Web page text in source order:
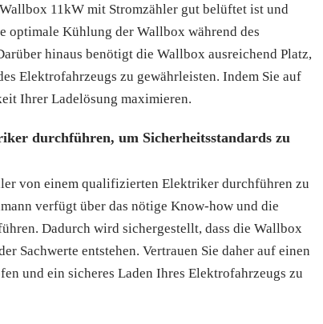
11kW mit Stromzähler gut belüftet ist und
optimale Kühlung der Wallbox während des
hinaus benötigt die Wallbox ausreichend Platz,
Elektrofahrzeugs zu gewährleisten. Indem Sie auf
Ihrer Ladelösung maximieren.
durchführen, um Sicherheitsstandards zu
von einem qualifizierten Elektriker durchführen zu
verfügt über das nötige Know-how und die
Dadurch wird sichergestellt, dass die Wallbox
Sachwerte entstehen. Vertrauen Sie daher auf einen
und ein sicheres Laden Ihres Elektrofahrzeugs zu